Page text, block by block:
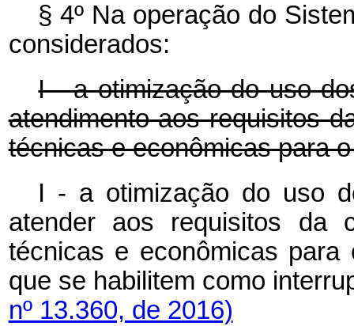
§ 4º Na operação do
considerados:
I - a otimização do uso
atendimento aos requisitos
técnicas e econômicas para
I - a otimização do uso
atender aos requisitos da
técnicas e econômicas
que se habilitem como
nº 13.360, de 2016)